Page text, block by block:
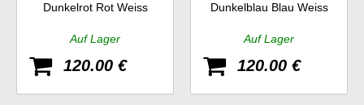
Dunkelrot Rot Weiss
Auf Lager
120.00 €
Dunkelblau Blau Weiss
Auf Lager
120.00 €